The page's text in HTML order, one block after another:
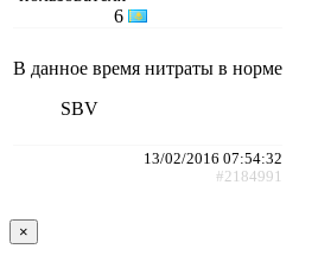
6
В данное время нитраты в норме
SBV
13/02/2016 07:54:32
#2184991
×